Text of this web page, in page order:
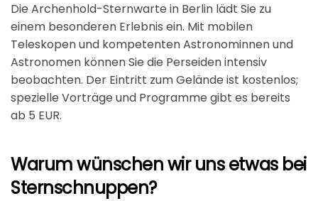
Die Archenhold-Sternwarte in Berlin lädt Sie zu
einem besonderen Erlebnis ein. Mit mobilen
Teleskopen und kompetenten Astronominnen und
Astronomen können Sie die Perseiden intensiv
beobachten. Der Eintritt zum Gelände ist kostenlos;
spezielle Vorträge und Programme gibt es bereits
ab 5 EUR.
Warum wünschen wir uns etwas bei
Sternschnuppen?